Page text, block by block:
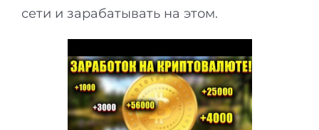
сети и зарабатывать на этом.